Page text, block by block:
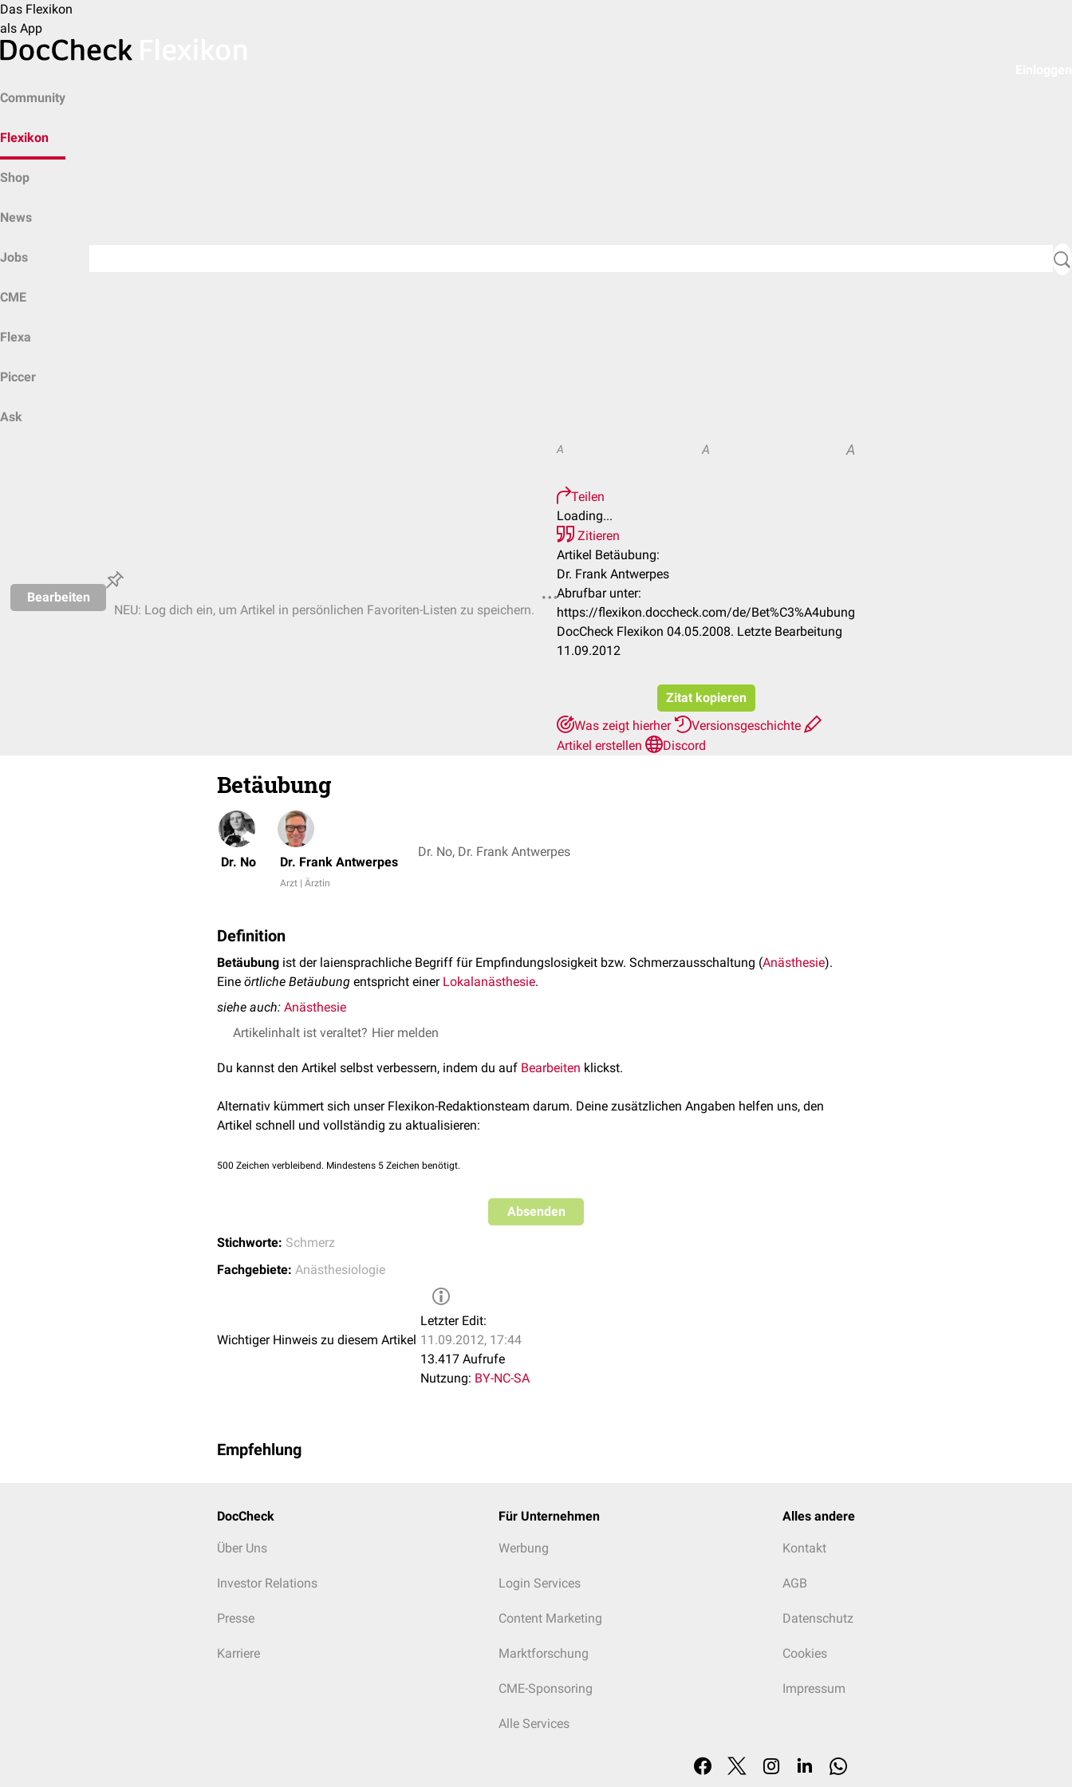
Das Flexikon
als App
Community
Flexikon
Shop
News
Jobs
CME
Flexa
Piccer
Ask
Bearbeiten
NEU: Log dich ein, um Artikel in persönlichen Favoriten-Listen zu speichern.
A A A
Teilen
Loading...
Zitieren
Artikel Betäubung:
Dr. Frank Antwerpes
Abrufbar unter:
https://flexikon.doccheck.com/de/Bet%C3%A4ubung
DocCheck Flexikon 04.05.2008. Letzte Bearbeitung
11.09.2012
Zitat kopieren
Was zeigt hierher
Versionsgeschichte
Artikel erstellen
Discord
Betäubung
Dr. No Dr. Frank Antwerpes
Arzt | Ärztin
Dr. No, Dr. Frank Antwerpes
Definition
Betäubung ist der laiensprachliche Begriff für Empfindungslosigkeit bzw. Schmerzausschaltung (Anästhesie).
Eine örtliche Betäubung entspricht einer Lokalanästhesie.
siehe auch: Anästhesie
Artikelinhalt ist veraltet? Hier melden
Du kannst den Artikel selbst verbessern, indem du auf Bearbeiten klickst.
Alternativ kümmert sich unser Flexikon-Redaktionsteam darum. Deine zusätzlichen Angaben helfen uns, den
Artikel schnell und vollständig zu aktualisieren:
500 Zeichen verbleibend. Mindestens 5 Zeichen benötigt.
Absenden
Stichworte: Schmerz
Fachgebiete: Anästhesiologie
Wichtiger Hinweis zu diesem Artikel
Letzter Edit:
11.09.2012, 17:44
13.417 Aufrufe
Nutzung: BY-NC-SA
Empfehlung
DocCheck
Über Uns
Investor Relations
Presse
Karriere
Für Unternehmen
Werbung
Login Services
Content Marketing
Marktforschung
CME-Sponsoring
Alle Services
Alles andere
Kontakt
AGB
Datenschutz
Cookies
Impressum